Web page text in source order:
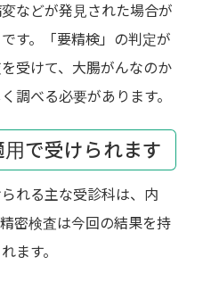
などが発見された場合が
す。「要精検」の判定が
受けて、大腸がんなのか
調べる必要があります。
で受けられます
れる主な受診科は、内
密検査は今回の結果を持
ます。